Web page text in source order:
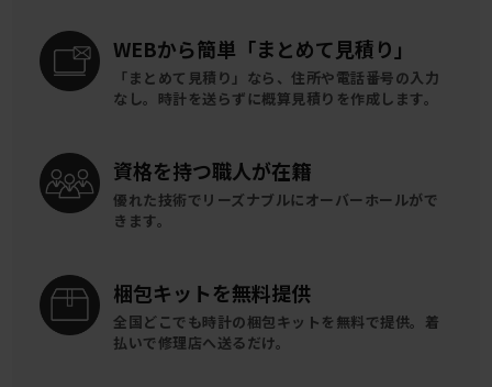
WEBから簡単 「まとめて見積り」
「まとめて見積り」なら、住所や電話番号の入力
なし。時計を送らずに概算見積りを作成します。
資格を持つ職人が在籍
優れた技術でリーズナブルにオーバーホールがで
きます。
梱包キットを無料提供
全国どこでも時計の梱包キットを 無料で提供。 着
払いで修理店へ送るだけ。